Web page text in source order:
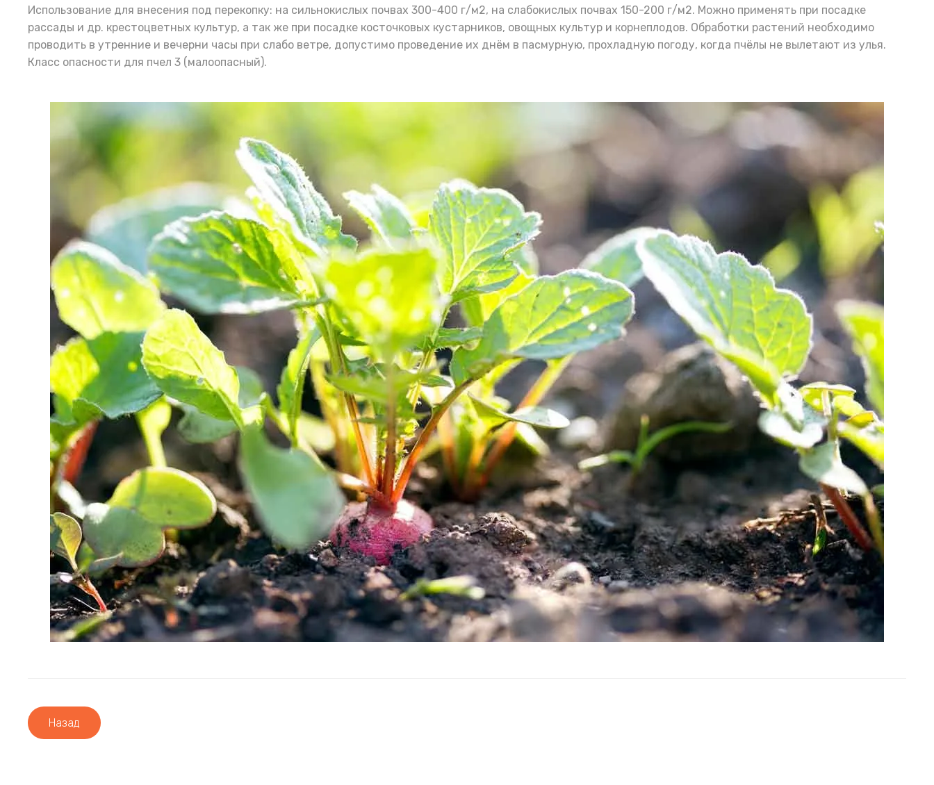
Использование для внесения под перекопку: на сильнокислых почвах 300-400 г/м2, на слабокислых почвах 150-200 г/м2. Можно применять при посадке
рассады и др. крестоцветных культур, а так же при посадке косточковых кустарников, овощных культур и корнеплодов. Обработки растений необходимо
проводить в утренние и вечерни часы при слабо ветре, допустимо проведение их днём в пасмурную, прохладную погоду, когда пчёлы не вылетают из улья.
Класс опасности для пчел 3 (малоопасный).
Назад